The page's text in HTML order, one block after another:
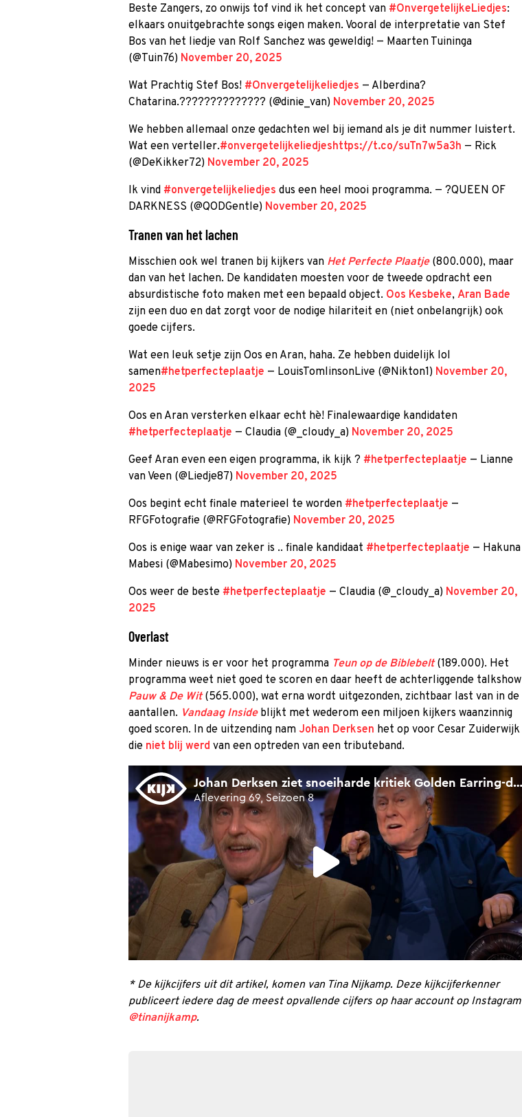
Beste Zangers, zo onwijs tof vind ik het concept van #OnvergetelijkeLiedjes:
elkaars onuitgebrachte songs eigen maken. Vooral de interpretatie van Stef
Bos van het liedje van Rolf Sanchez was geweldig! — Maarten Tuininga
(@Tuin76) November 20, 2025
Wat Prachtig Stef Bos! #Onvergetelijkeliedjes — Alberdina?
Chatarina.?????????????? (@dinie_van) November 20, 2025
We hebben allemaal onze gedachten wel bij iemand als je dit nummer luistert.
Wat een verteller.#onvergetelijkeliedjeshttps://t.co/suTn7w5a3h — Rick
(@DeKikker72) November 20, 2025
Ik vind #onvergetelijkeliedjes dus een heel mooi programma. — ?QUEEN OF
DARKNESS (@QODGentle) November 20, 2025
Tranen van het lachen
Misschien ook wel tranen bij kijkers van Het Perfecte Plaatje (800.000), maar
dan van het lachen. De kandidaten moesten voor de tweede opdracht een
absurdistische foto maken met een bepaald object. Oos Kesbeke, Aran Bade
zijn een duo en dat zorgt voor de nodige hilariteit en (niet onbelangrijk) ook
goede cijfers.
Wat een leuk setje zijn Oos en Aran, haha. Ze hebben duidelijk lol
samen#hetperfecteplaatje — LouisTomlinsonLive (@Nikton1) November 20,
2025
Oos en Aran versterken elkaar echt hè! Finalewaardige kandidaten
#hetperfecteplaatje — Claudia (@_cloudy_a) November 20, 2025
Geef Aran even een eigen programma, ik kijk ? #hetperfecteplaatje — Lianne
van Veen (@Liedje87) November 20, 2025
Oos begint echt finale materieel te worden #hetperfecteplaatje —
RFGFotografie (@RFGFotografie) November 20, 2025
Oos is enige waar van zeker is .. finale kandidaat #hetperfecteplaatje — Hakuna
Mabesi (@Mabesimo) November 20, 2025
Oos weer de beste #hetperfecteplaatje — Claudia (@_cloudy_a) November 20,
2025
Overlast
Minder nieuws is er voor het programma Teun op de Biblebelt (189.000). Het
programma weet niet goed te scoren en daar heeft de achterliggende talkshow
Pauw & De Wit (565.000), wat erna wordt uitgezonden, zichtbaar last van in de
aantallen. Vandaag Inside blijkt met wederom een miljoen kijkers waanzinnig
goed scoren. In de uitzending nam Johan Derksen het op voor Cesar Zuiderwijk
die niet blij werd van een optreden van een tributeband.
* De kijkcijfers uit dit artikel, komen van Tina Nijkamp. Deze kijkcijferkenner
publiceert iedere dag de meest opvallende cijfers op haar account op Instagram
@tinanijkamp.